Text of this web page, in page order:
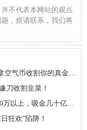
不代表本网站的观点
，烦请联系，我们将
布鲁交易所Bleutrade虚拟币资金盘骗局，拿空气币收割你的真金白银！
刀收割韭菜！
资金盘神盘奥拉丁Origin骗局：会员达到80万以上，吸金几十亿！项目方收割完毕！
狂欢”陷阱！